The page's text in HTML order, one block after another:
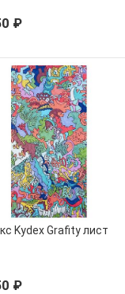
₽
Kydex Grafity лист
₽